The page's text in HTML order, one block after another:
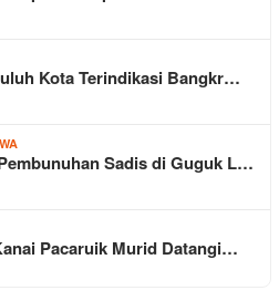
Kota Terindikasi Bangkr…
Sadis di Guguk L…
Pacaruik Murid Datangi…